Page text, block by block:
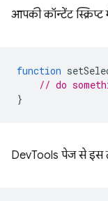
आपकी कॉन्टेंट
function
// do
}
DevTools पेज से इस